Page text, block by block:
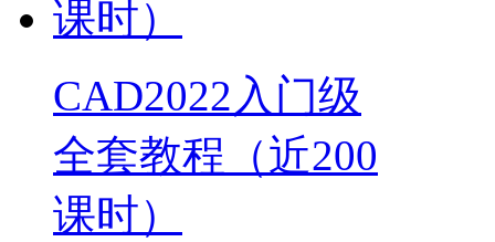
CAD2022入门级
全套教程（近200
课时）